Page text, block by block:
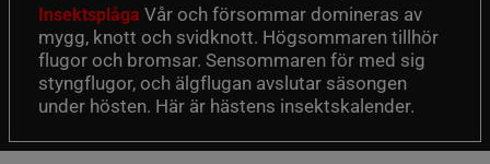
Insektsplåga Vår och försommar domineras av
mygg, knott och svidknott. Högsommaren tillhör
flugor och bromsar. Sensommaren för med sig
styngflugor, och älgflugan avslutar säsongen
under hösten. Här är hästens insektskalender.